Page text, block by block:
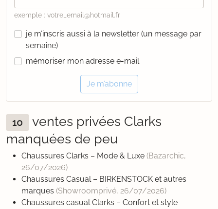
exemple : votre_email@hotmail.fr
je m’inscris aussi à la newsletter (un message par
semaine)
mémoriser mon adresse e-mail
Je m’abonne
10
ventes privées Clarks
manquées de peu
Chaussures Clarks – Mode & Luxe (Bazarchic,
26/07/2026)
Chaussures Casual – BIRKENSTOCK et autres
marques (Showroomprivé, 26/07/2026)
Chaussures casual Clarks – Confort et style